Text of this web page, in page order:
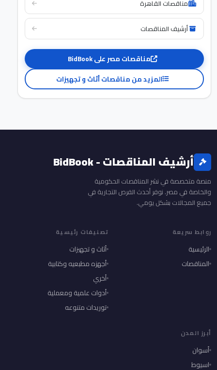
مناقصات القاهرة
أرشيف المناقصات
مناقصات مصر على BidBook
المزيد من مناقصات أثاث و تجهيزات
أرشيف المناقصات - BidBook
منصة متخصصة في نشر المناقصات الحكومية
والخاصة في مصر. نوفر أحدث الفرص التجارية في
جميع المجالات بشكل يومي.
روابط سريعة
الرئيسية
المناقصات
تصنيفات رئيسية
أثاث و تجهيزات
أجهزه مطبعيه وكتابية
أخري
أدوات علمية ومعملية
توريدات متنوعه
أبرز المدن
أسوان
اسيوط